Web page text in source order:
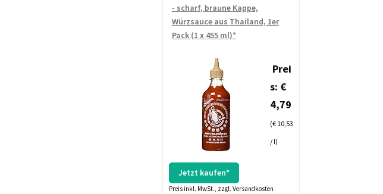
- scharf, braune Kappe,
Würzsauce aus Thailand, 1er
Pack (1 x 455 ml)*
Prei
s: €
4,79
(€ 10,53
/ l)
Jetzt kaufen*
Preis inkl. MwSt., zzgl. Versandkosten